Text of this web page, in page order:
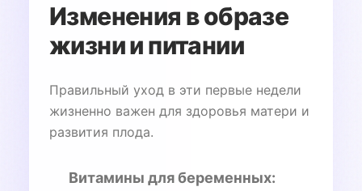
Изменения в образе
жизни и питании
Правильный уход в эти первые недели
жизненно важен для здоровья матери и
развития плода.
Витамины для беременных: